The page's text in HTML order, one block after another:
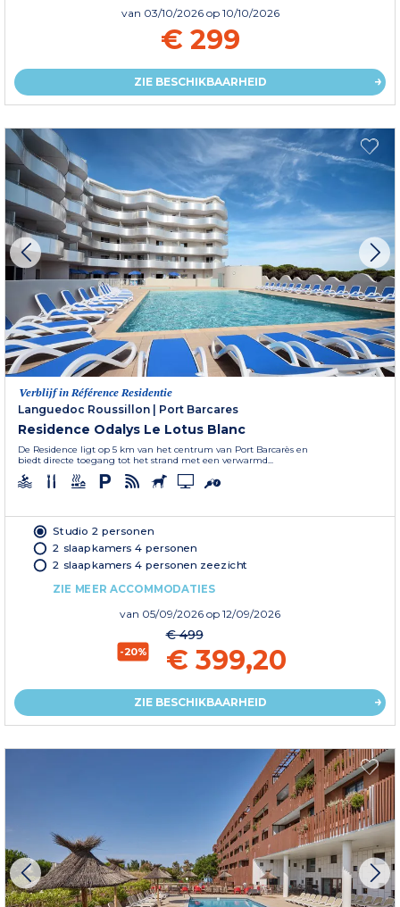
van 03/10/2026 op 10/10/2026
€ 299
ZIE BESCHIKBAARHEID
Verblijf in Référence Residentie
Languedoc Roussillon
Port Barcares
Residence Odalys Le Lotus Blanc
De Residence ligt op 5 km van het centrum van Port Barcarès en
biedt directe toegang tot het strand met een verwarmd...
Studio 2 personen
2 slaapkamers 4 personen
2 slaapkamers 4 personen zeezicht
ZIE MEER ACCOMMODATIES
van 05/09/2026 op 12/09/2026
-20%
€ 499
€ 399,20
ZIE BESCHIKBAARHEID